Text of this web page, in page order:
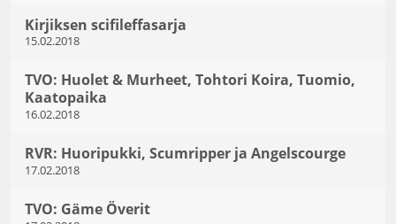
Kirjiksen scifileffasarja
15.02.2018
TVO: Huolet & Murheet, Tohtori Koira, Tuomio,
Kaatopaika
16.02.2018
RVR: Huoripukki, Scumripper ja Angelscourge
17.02.2018
TVO: Gäme Överit